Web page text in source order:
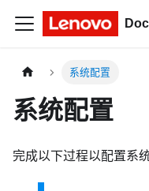
系统配置
系统配置
完成以下过程以配置系统